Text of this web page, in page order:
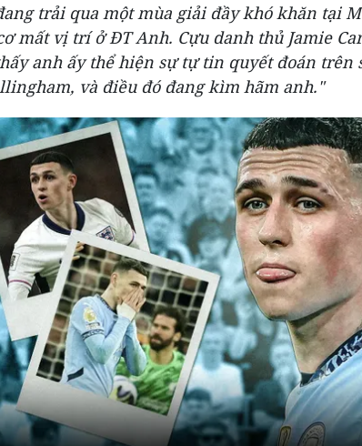
trải qua một mùa giải đầy khó khăn tại
mất vị trí ở ĐT Anh. Cựu danh thủ Jamie
anh ấy thể hiện sự tự tin quyết đoán trên
và điều đó đang kìm hãm anh."